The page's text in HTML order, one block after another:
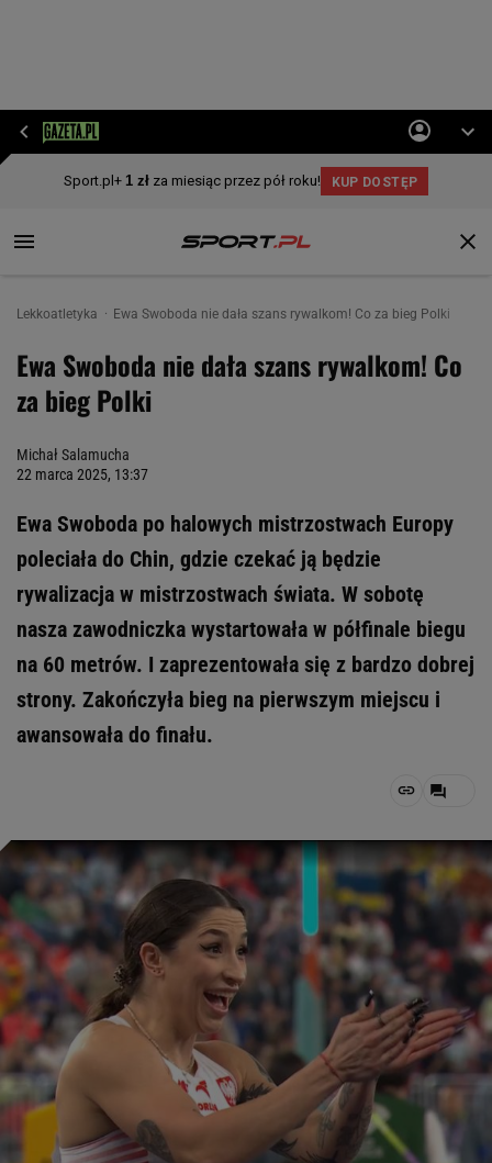
Lekkoatletyka Ewa Swoboda nie dała szans rywalkom! Co za bieg Polki
Ewa Swoboda nie dała szans rywalkom! Co
za bieg Polki
Michał Salamucha
22 marca 2025, 13:37
Ewa Swoboda po halowych mistrzostwach Europy
poleciała do Chin, gdzie czekać ją będzie
rywalizacja w mistrzostwach świata. W sobotę
nasza zawodniczka wystartowała w półfinale biegu
na 60 metrów. I zaprezentowała się z bardzo dobrej
strony. Zakończyła bieg na pierwszym miejscu i
awansowała do finału.